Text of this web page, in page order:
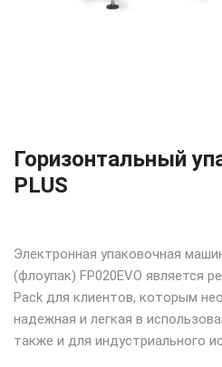
Горизонтальный
PLUS
Электронная упаковочная
(флоупак) FP020EVO является
Pack для клиентов, которым
надежная и легкая в
также и для индустриального